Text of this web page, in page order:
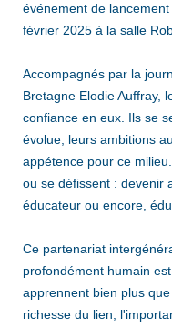
événement de
février 2025 à la salle
Accompagnés par la
Bretagne Elodie Auffray,
confiance en eux. Ils se
évolue, leurs ambitions
appétence pour ce
ou se défissent : devenir
éducateur ou encore,
Ce partenariat
profondément humain
apprennent bien plus
richesse du lien,